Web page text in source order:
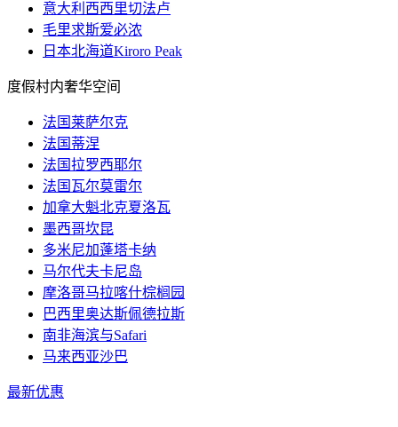
意大利西西里切法卢
毛里求斯爱必浓
日本北海道Kiroro Peak
度假村内奢华空间
法国莱萨尔克
法国蒂涅
法国拉罗西耶尔
法国瓦尔莫雷尔
加拿大魁北克夏洛瓦
墨西哥坎昆
多米尼加蓬塔卡纳
马尔代夫卡尼岛
摩洛哥马拉喀什棕榈园
巴西里奥达斯佩德拉斯
南非海滨与Safari
马来西亚沙巴
最新优惠